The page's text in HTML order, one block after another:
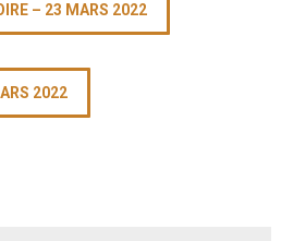
– 23 MARS 2022
2022